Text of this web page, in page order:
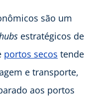
são um
estratégicos de
portos secos tende
e transporte,
aos portos